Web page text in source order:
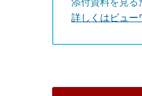
添付資料を見る
詳しくはビュー